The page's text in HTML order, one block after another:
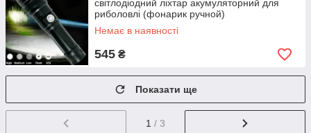
світлодіодний ліхтар акумуляторний для
риболовлі (фонарик ручной)
Немає в наявності
545 ₴
Показати ще
1 / 3